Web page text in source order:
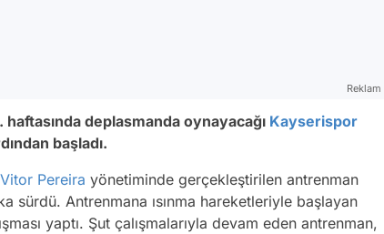
Reklam
deplasmanda oynayacağı Kayserispor
başladı.
Vitor Pereira yönetiminde gerçekleştirilen antrenman
sürdü. Antrenmana ısınma hareketleriyle başlayan
yaptı. Şut çalışmalarıyla devam eden antrenman,